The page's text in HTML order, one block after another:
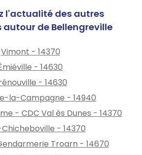
l'actualité des autres
de Bellengreville
Vimont - 14370
- 14630
- 14630
la-Campagne - 14940
- CDC Val ès Dunes - 14370
- 14370
Troarn - 14670